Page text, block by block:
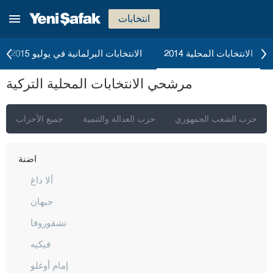
انتخابات
الانتخابات البرلمانية في يوليو 2015 الانتخابات المحلية 2014
مرشحي الانتخابات المحلية التركية
جميع الأحزاب حزب العدالة والتنمية حزب الشعب الجمهوري
إسطنبول
إزمير
أضنة
ألا داغ
جيهان
تشقوروفا
فيكيه
إمام أوغلو